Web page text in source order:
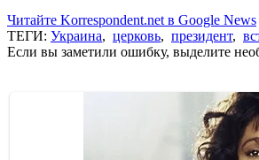
Читайте Korrespondent.net в Google News
ТЕГИ: Украина, церковь, президент,
Если вы заметили ошибку, выделите